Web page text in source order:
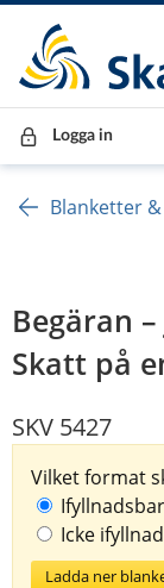
Till innehåll
Till navigationen
Till chattrobot
Logga in
Blanketter
Begäran
Skatt på
SKV 5427
Vilket format
Icke
Ladda ner